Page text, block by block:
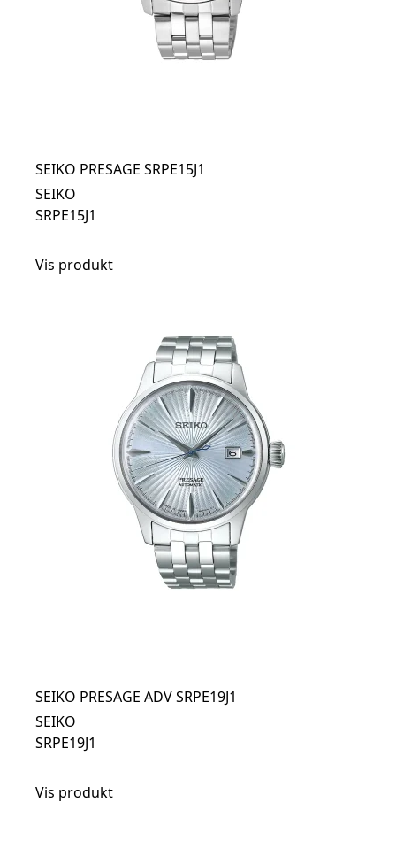
SEIKO PRESAGE SRPE15J1
SEIKO
SRPE15J1
Vis produkt
SEIKO PRESAGE ADV SRPE19J1
SEIKO
SRPE19J1
Vis produkt